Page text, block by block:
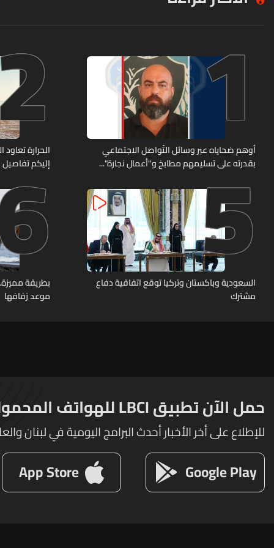
1
أوهم ضحاياه عبر وسائل التّواصل الاجتماعي
بقدرته على تسليمهم مطابخ و"أعمال نجارة"...
الحرارة
إليكم
5
السعودية وباكستان وتركيا توقع اتفاقية دفاع
مشترك
بطريقة
موعد زفافها
حمل الآن تطبيق LBCI للهواتف المحمولة
للإطلاع على أخر الأخبار أحدث البرامج اليومية في لبنان
Google Play
App Store